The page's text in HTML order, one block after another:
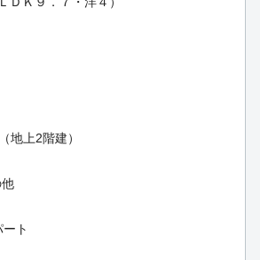
地上2階建）
ト